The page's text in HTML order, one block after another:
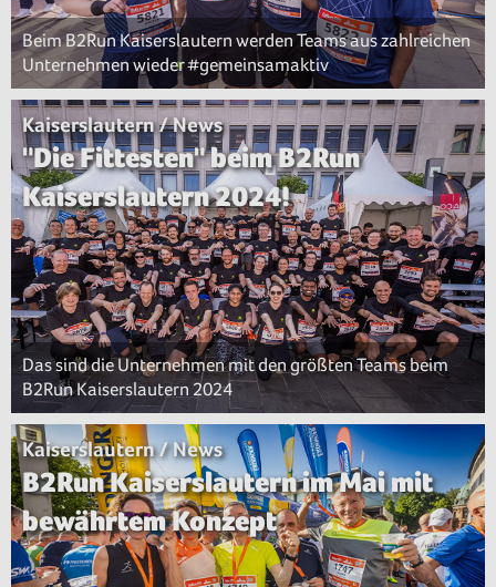
Beim B2Run Kaiserslautern werden Teams aus zahlreichen
Unternehmen wieder #gemeinsamaktiv
Kaiserslautern / News
"Die Fittesten" beim B2Run
Kaiserslautern 2024!
Das sind die Unternehmen mit den größten Teams beim
B2Run Kaiserslautern 2024
Kaiserslautern / News
B2Run Kaiserslautern im Mai mit
bewährtem Konzept